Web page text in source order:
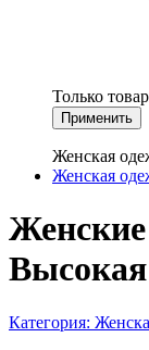
Только
Применить
Женская
Женская
Высокая
Категория: